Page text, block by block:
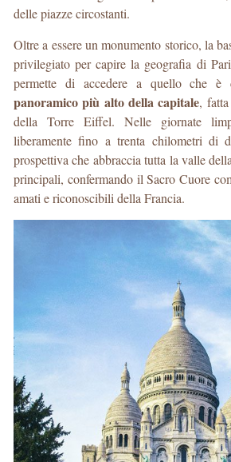
delle piazze circostanti.
Oltre a essere un monumento storico, la
privilegiato per capire la geografia di
permette di accedere a quello che è
panoramico più alto della capitale,
della Torre Eiffel. Nelle giornate
liberamente fino a trenta chilometri di
prospettiva che abbraccia tutta la valle
principali, confermando il Sacro Cuore
amati e riconoscibili della Francia.